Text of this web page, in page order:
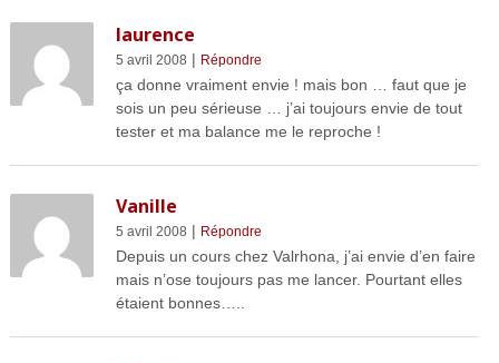
laurence
5 avril 2008 | Répondre
ça donne vraiment envie ! mais bon … faut que je
sois un peu sérieuse … j’ai toujours envie de tout
tester et ma balance me le reproche !
Vanille
5 avril 2008 | Répondre
Depuis un cours chez Valrhona, j’ai envie d’en faire
mais n’ose toujours pas me lancer. Pourtant elles
étaient bonnes…..